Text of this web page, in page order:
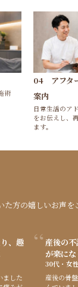
術
04 アフタ
案内
日常生活のア
をお伝えし、
ます。
方の嬉しいお声を
、趣
ました
産後の
が楽に
30代・女
産後の骨